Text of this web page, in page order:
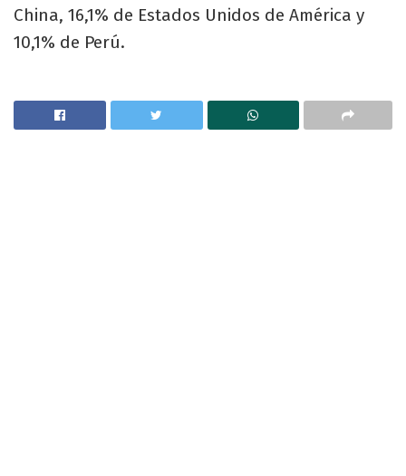
China, 16,1% de Estados Unidos de América y
10,1% de Perú.